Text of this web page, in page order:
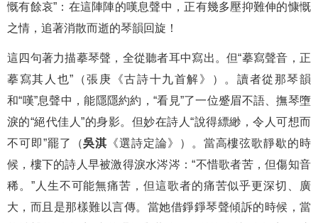
慨有餘哀”：在這陣陣的嘆息聲中，正有幾多壓抑難伸的慷慨
之情，追著消散而逝的琴韻回旋！
這四句著力描摹琴聲，全從聽者耳中寫出。但“摹寫聲音，正
摹寫其人也”（張庚《古詩十九首解》）。讀者從那琴韻
和“嘆”息聲中，能隱隱約約，“看見”了一位蹙眉不語、撫琴墮
淚的“絕代佳人”的身影。但妙在詩人“說得縹緲，令人可想而
不可即”罷了（吳淇 《選詩定論》）。當高樓弦歌靜歇的時
候，樓下的詩人早被激得淚水涔涔：“不惜歌者苦，但傷知音
稀。”人生不可能無痛苦，但這歌者的痛苦似乎更深切、廣
大，而且是那樣難以言傳。當她借錚錚琴聲傾訴的時候，當